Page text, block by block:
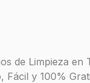
de Limpieza en
Fácil y 100%